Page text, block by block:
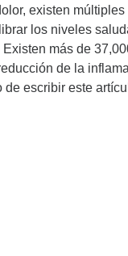
existen
los niveles
más de
de la
de escribir este